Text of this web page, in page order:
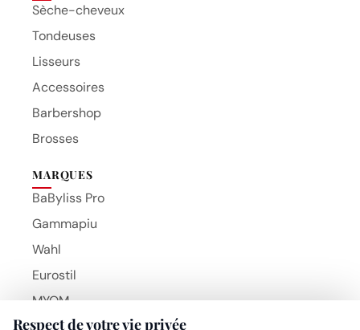
Sèche-cheveux
Tondeuses
Lisseurs
Accessoires
Barbershop
Brosses
MARQUES
BaByliss Pro
Gammapiu
Wahl
Eurostil
MYOM
NAO
Respect de votre vie privée